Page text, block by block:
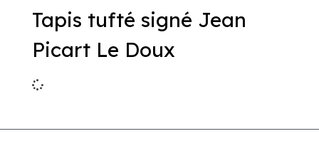
Tapis tufté signé Jean
Picart Le Doux